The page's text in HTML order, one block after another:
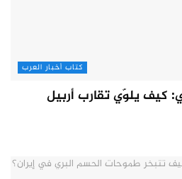
كتاب أخبار العرب
كيف يلوّي تقارب أربيل